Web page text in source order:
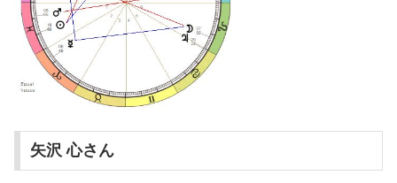
矢沢 心さん